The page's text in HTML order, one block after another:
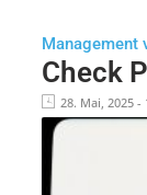
Management
Check
28. Mai, 2025 -